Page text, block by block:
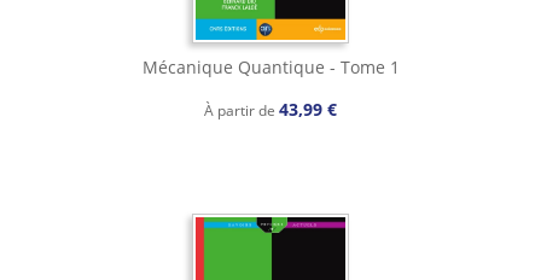
Mécanique Quantique - Tome 1
À partir de 43,99 €